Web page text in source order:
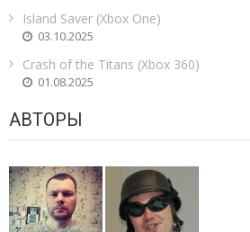
Island Saver (Xbox One)
03.10.2025
Crash of the Titans (Xbox 360)
01.08.2025
АВТОРЫ